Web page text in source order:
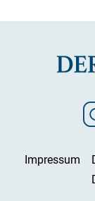
Impressum